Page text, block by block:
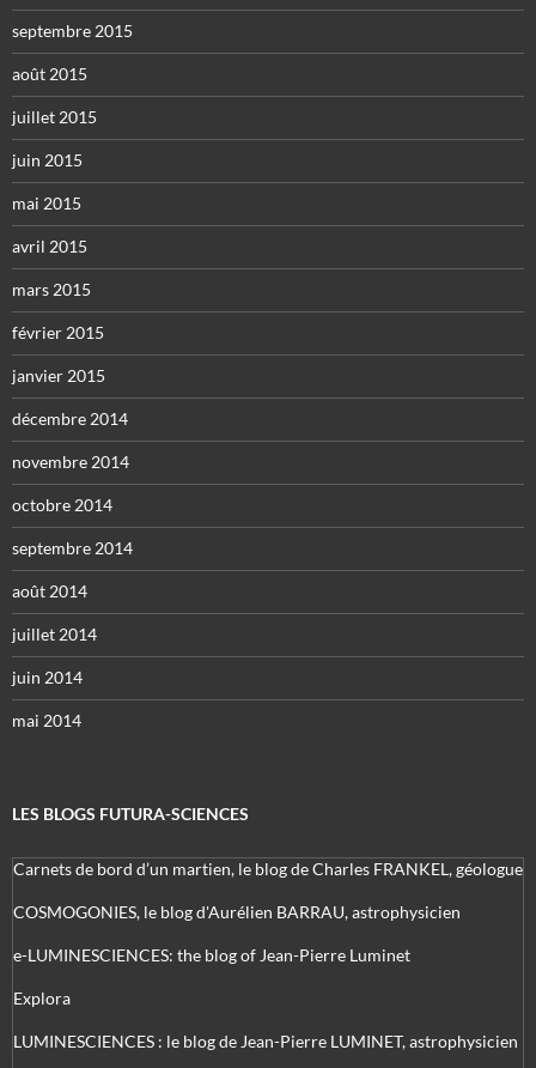
septembre 2015
août 2015
juillet 2015
juin 2015
mai 2015
avril 2015
mars 2015
février 2015
janvier 2015
décembre 2014
novembre 2014
octobre 2014
septembre 2014
août 2014
juillet 2014
juin 2014
mai 2014
LES BLOGS FUTURA-SCIENCES
Carnets de bord d’un martien, le blog de Charles FRANKEL, géologue
COSMOGONIES, le blog d'Aurélien BARRAU, astrophysicien
e-LUMINESCIENCES: the blog of Jean-Pierre Luminet
Explora
LUMINESCIENCES : le blog de Jean-Pierre LUMINET, astrophysicien